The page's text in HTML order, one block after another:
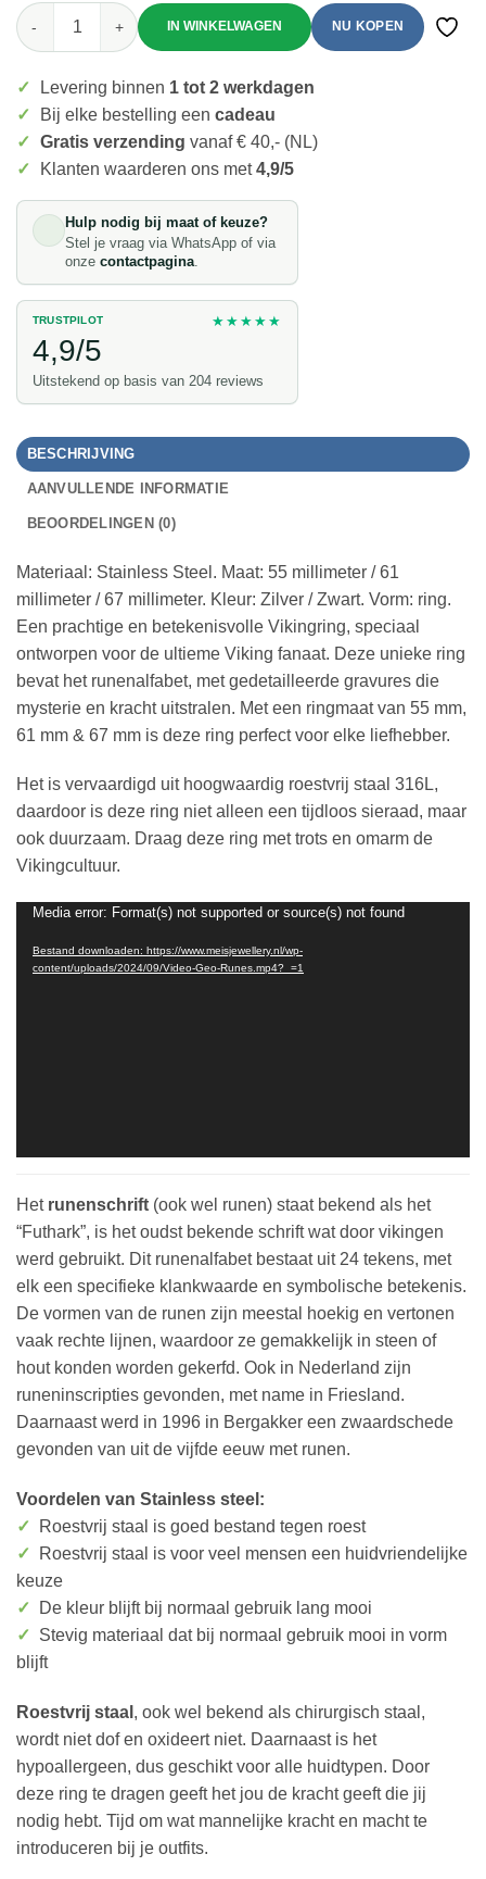
Mei's Viking Geo Runes | ring | Stainless Steel aantal
NU KOPEN
✓ Levering binnen 1 tot 2 werkdagen
✓
Bij elke bestelling een cadeau
✓ Gratis verzending vanaf € 40,- (NL)
✓
Klanten waarderen ons met4,9/5
Hulp nodig bij maat of keuze?
Stel je vraag via WhatsApp of via
onze contactpagina
TRUSTPILOT ★★★★★
4,9/5
Uitstekend op basis van 204 reviews
BESCHRIJVING
AANVULLENDE INFORMATIE
BEOORDELINGEN (0)
Materiaal: Stainless Steel. Maat: 55 millimeter / 61
millimeter / 67 millimeter. Kleur: Zilver / Zwart. Vorm: ring.
Een prachtige en betekenisvolle Vikingring, speciaal
ontworpen voor de ultieme Viking fanaat. Deze unieke ring
bevat het runenalfabet, met gedetailleerde gravures die
mysterie en kracht uitstralen. Met een ringmaat van 55 mm,
61 mm & 67 mm is deze ring perfect voor elke liefhebber.
Het is vervaardigd uit hoogwaardig roestvrij staal 316L,
daardoor is deze ring niet alleen een tijdloos sieraad, maar
ook duurzaam. Draag deze ring met trots en omarm de
Vikingcultuur.
Videospeler
Media error: Format(s) not supported or source(s) not found
Bestand downloaden: https://www.meisjewellery.nl/wp-
content/uploads/2024/09/Video-Geo-Runes.mp4?_=1
Het runenschrift (ook wel runen) staat bekend als het
“Futhark”, is het oudst bekende schrift wat door vikingen
werd gebruikt. Dit runenalfabet bestaat uit 24 tekens, met
elk een specifieke klankwaarde en symbolische betekenis.
De vormen van de runen zijn meestal hoekig en vertonen
vaak rechte lijnen, waardoor ze gemakkelijk in steen of
hout konden worden gekerfd. Ook in Nederland zijn
runeninscripties gevonden, met name in Friesland.
Daarnaast werd in 1996 in Bergakker een zwaardschede
gevonden van uit de vijfde eeuw met runen.
Voordelen van Stainless steel:
✓
Roestvrij staal is goed bestand tegen roest
✓
Roestvrij staal is voor veel mensen een huidvriendelijke
keuze
✓
De kleur blijft bij normaal gebruik lang mooi
✓ Stevig materiaal dat bij normaal gebruik mooi in vorm
blijft
Roestvrij staal , ook wel bekend als chirurgisch staal,
wordt niet dof en oxideert niet. Daarnaast is het
hypoallergeen, dus geschikt voor alle huidtypen. Door
deze ring te dragen geeft het jou de kracht geeft die jij
nodig hebt. Tijd om wat mannelijke kracht en macht te
introduceren bij je outfits.